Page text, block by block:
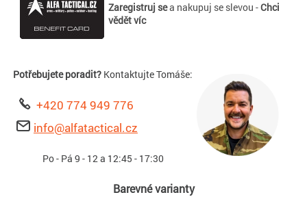
Zaregistruj sea nakupuj se slevou -Chci
vědět víc
Potřebujete poradit? Kontaktujte Tomáše:
+420 774 949 776
info@alfatactical.cz
Po - Pá 9 - 12 a 12:45 - 17:30
Barevné varianty